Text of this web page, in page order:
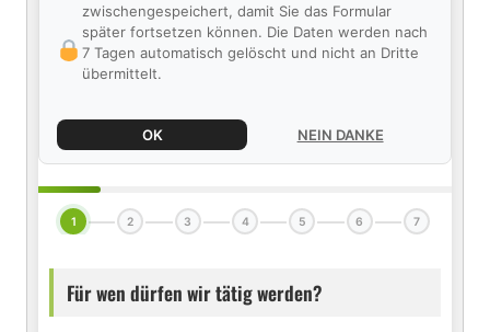
zwischengespeichert, damit Sie das Formular
später fortsetzen können. Die Daten werden nach
7 Tagen automatisch gelöscht und nicht an Dritte
übermittelt.
OK NEIN DANKE
1 2 3 4 5 6 7
Für wen dürfen wir tätig werden?